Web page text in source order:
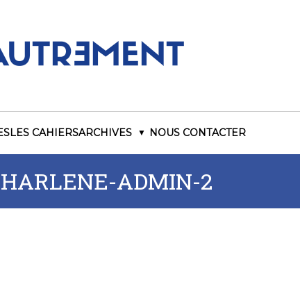
LES CAHIERSARCHIVES NOUS CONTACTER
ADMIN-2